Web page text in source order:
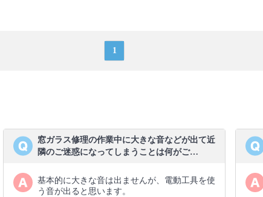
1
窓ガラス修理の作業中に大きな音などが出て近
隣のご迷惑になってしまうことは何がご…
基本的に大きな音は出ませんが、電動工具を使
う音が出ると思います。